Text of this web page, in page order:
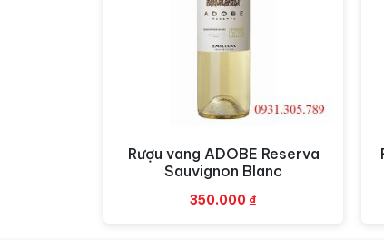
Xem nhanh
Rượu vang ADOBE Reserva
Sauvignon Blanc
350.000 ₫